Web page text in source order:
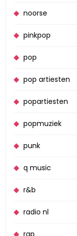
noorse
pinkpop
pop
pop artiesten
popartiesten
popmuziek
punk
q music
r&b
radio nl